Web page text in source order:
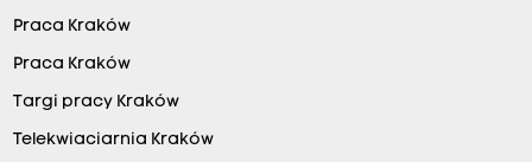
Praca Kraków
Praca Kraków
Targi pracy Kraków
Telekwiaciarnia Kraków